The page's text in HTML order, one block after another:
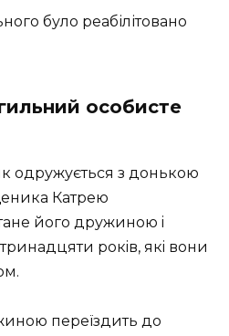
було реабілітовано
особисте
одружується з донькою
Катрею
його дружиною i
рокiв, якi вони
переїздить до